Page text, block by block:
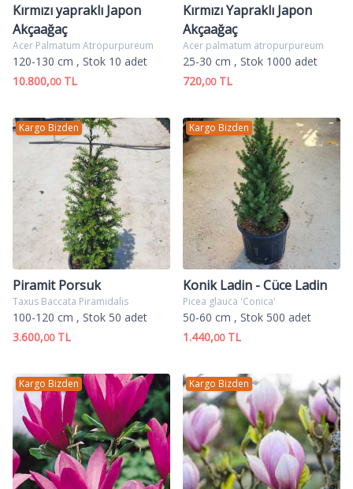
Kırmızı yapraklı Japon
Akçaağaç
Acer Palmatum Atropurpureum
120-130 cm , Stok 10 adet
10.800,00TL
Kırmızı Yapraklı Japon
Akçaağaç
Acer palmatum atropurpureum
25-30 cm , Stok 1000 adet
720,00TL
Kargo Bizden
Piramit Porsuk
Taxus Baccata Piramidalis
100-120 cm , Stok 50 adet
3.600,00TL
Kargo Bizden
Konik Ladin - Cüce Ladin
Picea glauca 'Conica'
50-60 cm , Stok 500 adet
1.440,00TL
Kargo Bizden Kargo Bizden